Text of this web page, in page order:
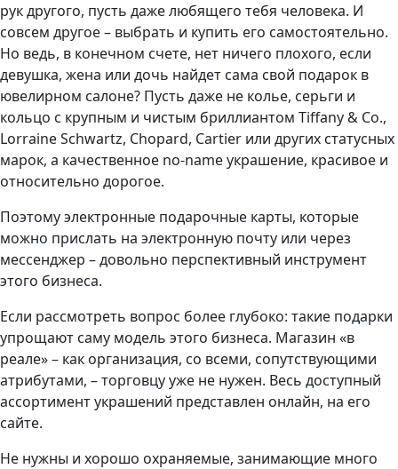
рук другого, пусть даже любящего тебя человека. И
совсем другое – выбрать и купить его самостоятельно.
Но ведь, в конечном счете, нет ничего плохого, если
девушка, жена или дочь найдет сама свой подарок в
ювелирном салоне? Пусть даже не колье, серьги и
кольцо с крупным и чистым бриллиантом Tiffany & Co.,
Lorraine Schwartz, Chopard, Cartier или других статусных
марок, а качественное no-name украшение, красивое и
относительно дорогое.
Поэтому электронные подарочные карты, которые
можно прислать на электронную почту или через
мессенджер – довольно перспективный инструмент
этого бизнеса.
Если рассмотреть вопрос более глубоко: такие подарки
упрощают саму модель этого бизнеса. Магазин «в
реале» – как организация, со всеми, сопутствующими
атрибутами, – торговцу уже не нужен. Весь доступный
ассортимент украшений представлен онлайн, на его
сайте.
Не нужны и хорошо охраняемые, занимающие много